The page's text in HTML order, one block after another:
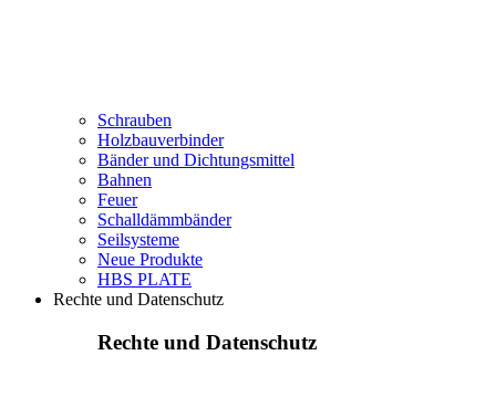
Schrauben
Holzbauverbinder
Bänder und Dichtungsmittel
Bahnen
Feuer
Schalldämmbänder
Seilsysteme
Neue Produkte
HBS PLATE
Rechte und Datenschutz
Rechte und Datenschutz